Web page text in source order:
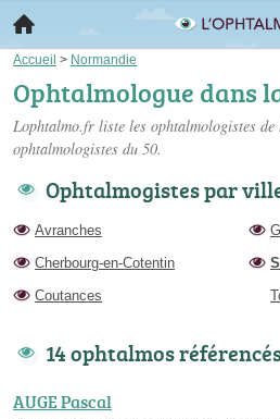
Accueil > Normandie
Ophtalmologue dans
Lophtalmo.fr liste les ophtalmologistes
ophtalmologistes du 50.
Ophtalmogistes par
Avranches
Cherbourg-en-Cotentin
Coutances
14 ophtalmos
AUGE Pascal